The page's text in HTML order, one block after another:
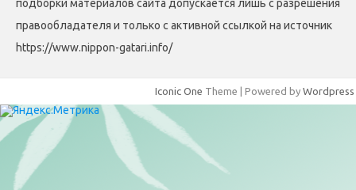
подборки материалов сайта допускается лишь с разрешения
правообладателя и только с активной ссылкой на источник
https://www.nippon-gatari.info/
Iconic One Theme | Powered by Wordpress